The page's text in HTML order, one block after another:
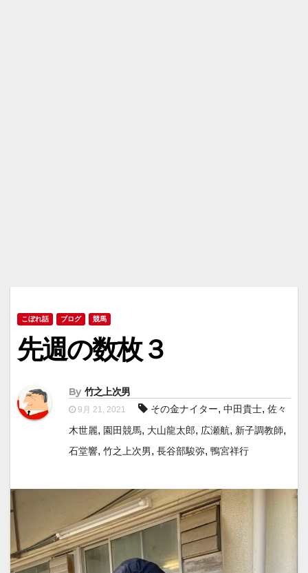
こぼれ話 ブログ 競馬
先週の数枚３
By 竹之上次男
9月 21, 2021 その金ナイター, 中田貴士, 佐々
木世麗, 園田競馬, 大山龍太郎, 広瀬航, 新子調教師,
石堂響, 竹之上次男, 長谷部駿弥, 鴨宮祥行